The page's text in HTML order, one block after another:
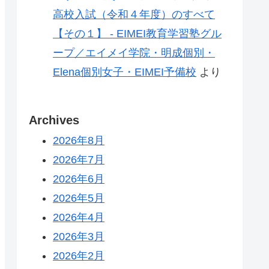
高校入試（令和４年度）のすべて
【その１】 - EIMEI教育学習塾グル
ープ／エイメイ学院・明成個別・
Elena個別女子・EIMEI予備校 より
Archives
2026年8月
2026年7月
2026年6月
2026年5月
2026年4月
2026年3月
2026年2月